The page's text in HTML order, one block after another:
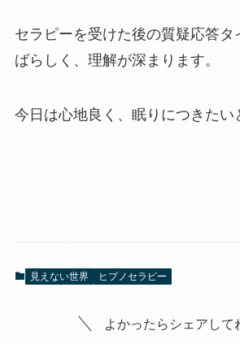
セラピーを受けた後の質疑応答タ
ばらしく、理解が深まります。
今日は心地良く、眠りにつきたい
見えない世界 ヒプノセラピー
よかったらシェアして